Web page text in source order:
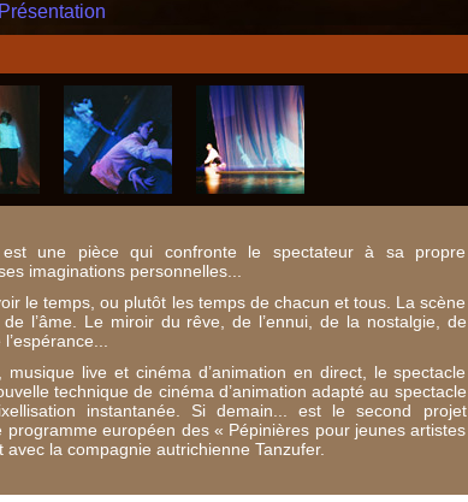
Présentation
une pièce qui confronte le spectateur à sa propre
imaginations personnelles...
le temps, ou plutôt les temps de chacun et tous. La scène
l’âme. Le miroir du rêve, de l’ennui, de la nostalgie, de
musique live et cinéma d’animation en direct, le spectacle
technique de cinéma d’animation adapté au spectacle
instantanée. Si demain... est le second projet
programme européen des « Pépinières pour jeunes artistes
avec la compagnie autrichienne Tanzufer.